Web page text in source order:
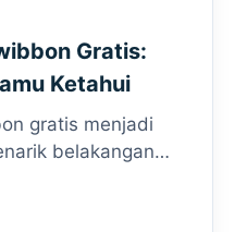
Gratis:
Ketahui
gratis menjadi
belakangan…